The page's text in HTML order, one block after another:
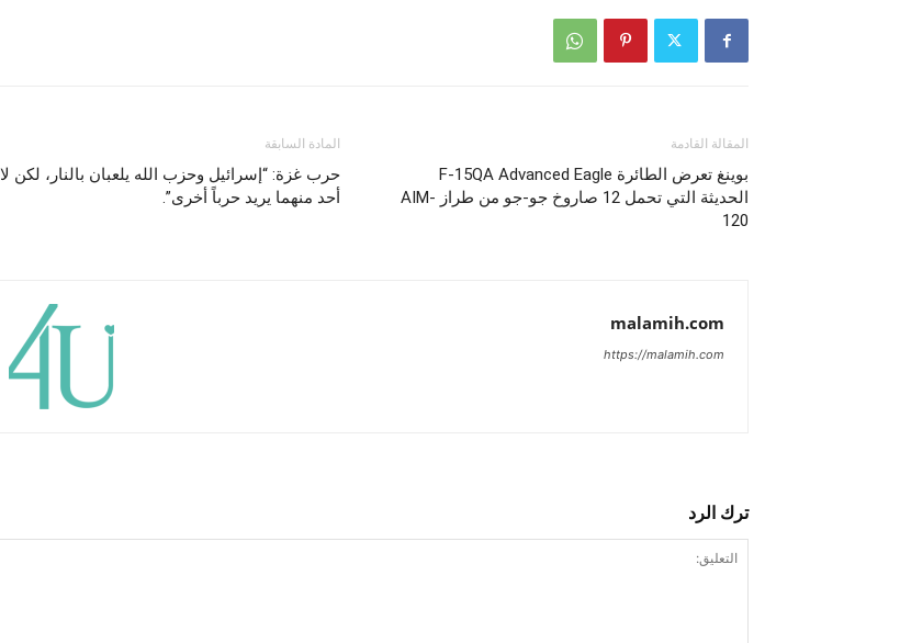
المادة السابقة
حرب غزة: “إسرائيل وحزب الله يلعبان بالنار، لكن لا
أحد منهما يريد حرباً أخرى”.
المقالة القادمة
بوينغ تعرض الطائرة F-15QA Advanced Eagle
الحديثة التي تحمل 12 صاروخ جو-جو من طراز AIM-
120
malamih.com
https://malamih.com
ترك الرد